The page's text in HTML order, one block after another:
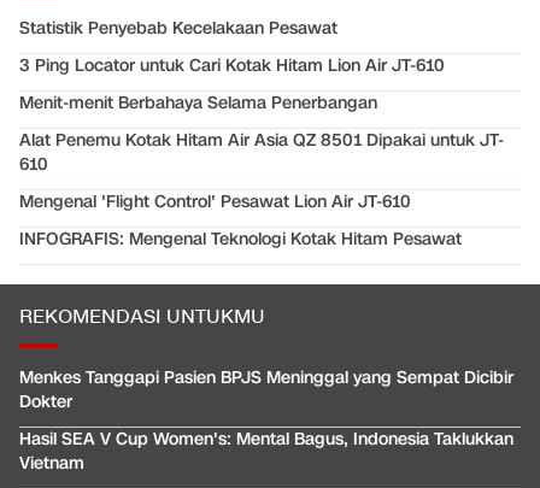
Statistik Penyebab Kecelakaan Pesawat
3 Ping Locator untuk Cari Kotak Hitam Lion Air JT-610
Menit-menit Berbahaya Selama Penerbangan
Alat Penemu Kotak Hitam Air Asia QZ 8501 Dipakai untuk JT-
610
Mengenal 'Flight Control' Pesawat Lion Air JT-610
INFOGRAFIS: Mengenal Teknologi Kotak Hitam Pesawat
REKOMENDASI UNTUKMU
Menkes Tanggapi Pasien BPJS Meninggal yang Sempat Dicibir
Dokter
Hasil SEA V Cup Women's: Mental Bagus, Indonesia Taklukkan
Vietnam